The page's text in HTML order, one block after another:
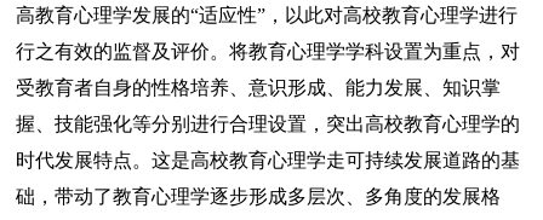
高教育心理学发展的“适应性”，以此对高校教育心理学进行
行之有效的监督及评价。将教育心理学学科设置为重点，对
受教育者自身的性格培养、意识形成、能力发展、知识掌
握、技能强化等分别进行合理设置，突出高校教育心理学的
时代发展特点。这是高校教育心理学走可持续发展道路的基
础，带动了教育心理学逐步形成多层次、多角度的发展格